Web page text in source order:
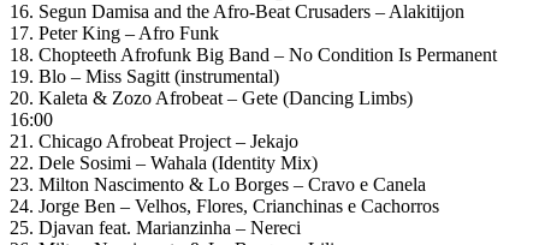
16. Segun Damisa and the Afro-Beat Crusaders – Alakitijon
17. Peter King – Afro Funk
18. Chopteeth Afrofunk Big Band – No Condition Is Permanent
19. Blo – Miss Sagitt (instrumental)
20. Kaleta & Zozo Afrobeat – Gete (Dancing Limbs)
16:00
21. Chicago Afrobeat Project – Jekajo
22. Dele Sosimi – Wahala (Identity Mix)
23. Milton Nascimento & Lo Borges – Cravo e Canela
24. Jorge Ben – Velhos, Flores, Crianchinas e Cachorros
25. Djavan feat. Marianzinha – Nereci